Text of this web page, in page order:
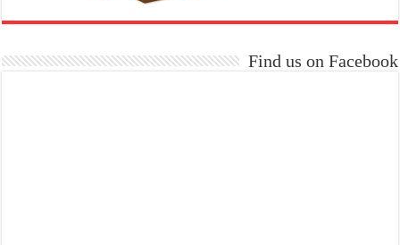
Find us on Facebook